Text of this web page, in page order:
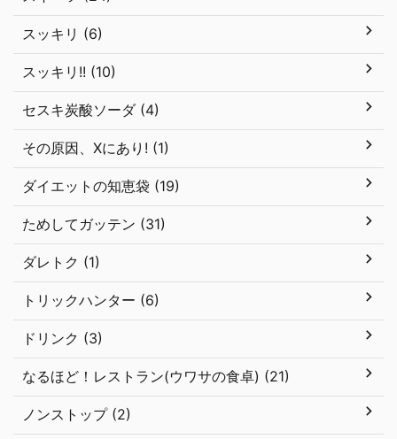
スッキリ (6)
スッキリ!! (10)
セスキ炭酸ソーダ (4)
その原因、Xにあり! (1)
ダイエットの知恵袋 (19)
ためしてガッテン (31)
ダレトク (1)
トリックハンター (6)
ドリンク (3)
なるほど！レストラン(ウワサの食卓) (21)
ノンストップ (2)